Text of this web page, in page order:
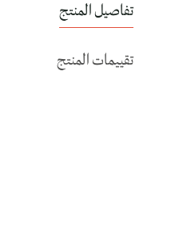
تفاصيل المنتج
تقييمات المنتج